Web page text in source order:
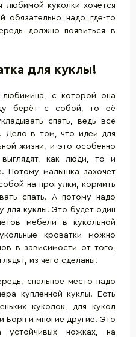
любимой куколки хочется
обязательно надо где-то
должно появиться в
для куклы!
с которой она
берёт с собой, то её
спать, ведь всё
Дело в том, что идеи для
жизни, и это особенно
как люди, то и
Потому малышка захочет
на прогулки, кормить
спать. А потому надо
для куклы. Это будет один
мебели в кукольной
кроватки можно
в зависимости от того,
из чего сделаны.
спальное место надо
купленнойкуклы. Есть
куколок, для кукол
Борн и многие другие. Это
ножках, на